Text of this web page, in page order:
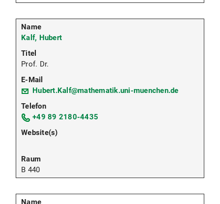
Kalf, Hubert
Prof. Dr.
Hubert.Kalf@mathematik.uni-muenchen.de
+49 89 2180-4435
B 440